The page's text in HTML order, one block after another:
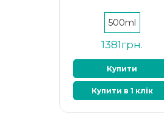
500ml
1381грн.
Купити
Купити в 1 клік